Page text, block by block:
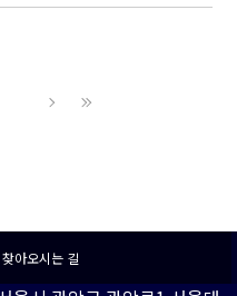
찾아오시는 길